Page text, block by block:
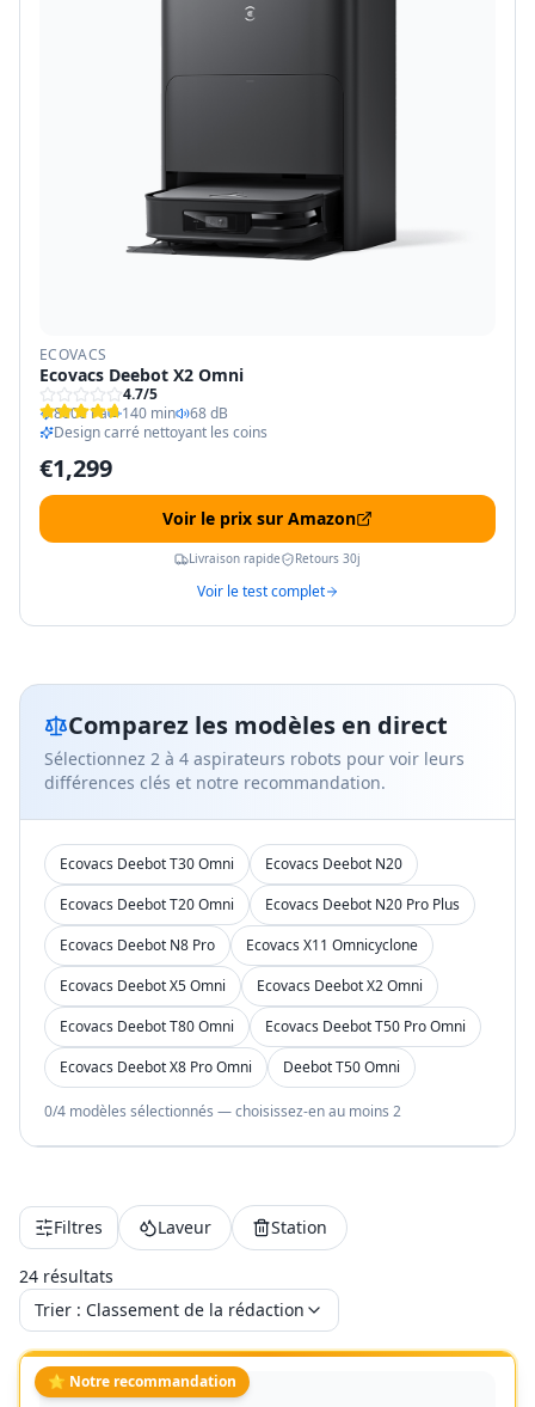
ECOVACS
Ecovacs Deebot X2 Omni
4.7/5
8000 Pa
140 min
68 dB
Design carré nettoyant les coins
€1,299
Voir le prix sur Amazon
Livraison rapide Retours 30j
Voir le test complet
Comparez les modèles en direct
Sélectionnez 2 à 4 aspirateurs robots pour voir leurs
différences clés et notre recommandation.
Ecovacs Deebot T30 Omni
Ecovacs Deebot N20
Ecovacs Deebot T20 Omni
Ecovacs Deebot N20 Pro Plus
Ecovacs Deebot N8 Pro
Ecovacs X11 Omnicyclone
Ecovacs Deebot X5 Omni
Ecovacs Deebot X2 Omni
Ecovacs Deebot T80 Omni
Ecovacs Deebot T50 Pro Omni
Ecovacs Deebot X8 Pro Omni
Deebot T50 Omni
0/4 modèles sélectionnés — choisissez-en au moins 2
Filtres Laveur Station
24 résultats
Trier : Classement de la rédaction
⭐ Notre recommandation